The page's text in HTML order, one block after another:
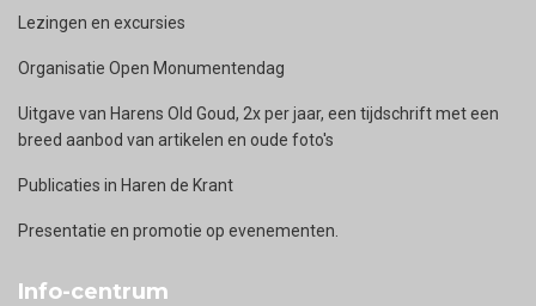
Lezingen en excursies
Organisatie Open Monumentendag
Uitgave van Harens Old Goud, 2x per jaar, een tijdschrift met een
breed aanbod van artikelen en oude foto's
Publicaties in Haren de Krant
Presentatie en promotie op evenementen.
Info-centrum